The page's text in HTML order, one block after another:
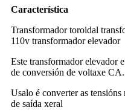
Característica
Transformador toroidal
110v transformador elevador
Este transformador elevador
de conversión de voltaxe CA.
Usalo é converter as
de saída xeral